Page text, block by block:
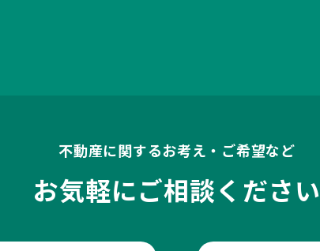
不動産に関するお考え・ご希望など
お気軽にご相談ください